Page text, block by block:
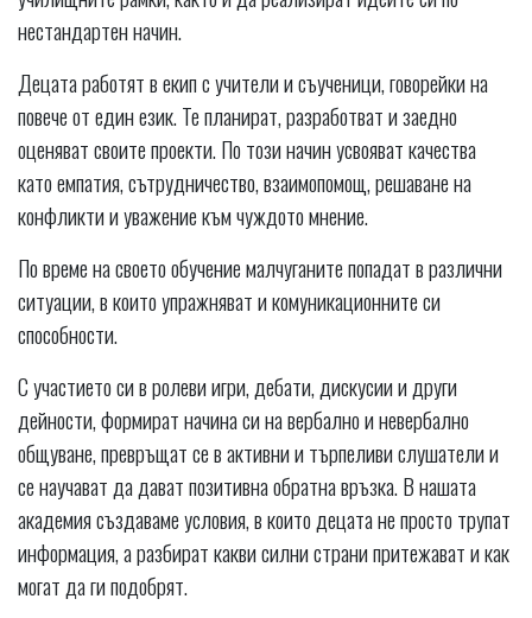
нестандартен начин.
Децата работят в екип с учители и съученици, говорейки на
повече от един език. Те планират, разработват и заедно
оценяват своите проекти. По този начин усвояват качества
като емпатия, сътрудничество, взаимопомощ, решаване на
конфликти и уважение към чуждото мнение.
По време на своето обучение малчуганите попадат в различни
ситуации, в които упражняват и комуникационните си
способности.
С участието си в ролеви игри, дебати, дискусии и други
дейности, формират начина си на вербално и невербално
общуване, превръщат се в активни и търпеливи слушатели и
се научават да дават позитивна обратна връзка. В нашата
академия създаваме условия, в които децата не просто трупат
информация, а разбират какви силни страни притежават и как
могат да ги подобрят.